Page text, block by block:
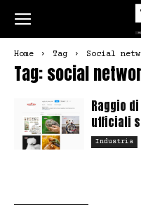
Home Tag Social
Tag: social
Raggio
ufficiali
Industria